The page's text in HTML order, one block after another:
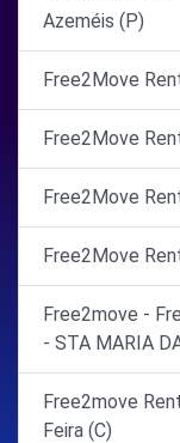
Azeméis (P)
Free2Move
Free2Move
Free2Move
Free2Move
Free2move -
- STA MARIA
Free2move
Feira (C)